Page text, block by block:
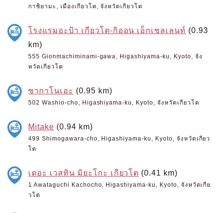
กาชิยามะ, เมืองเกียวโต, จังหวัดเกียวโต
โรงแรมอะป้า เกียวโต-กิออน เอ็กเซลเลนท์ (0.93
km)
555 Gionmachiminami-gawa, Higashiyama-ku, Kyoto, จัง
หวัดเกียวโต
ซากาโนเอะ (0.95 km)
502 Washio-cho, Higashiyama-ku, Kyoto, จังหวัดเกียวโต
Mitake (0.94 km)
499 Shimogawara-cho, Higashiyama-ku, Kyoto, จังหวัดเกียว
โต
เดอะ เวสทิน มิยะโกะ เกียวโต (0.41 km)
1 Awataguchi Kachocho, Higashiyama-ku, Kyoto, จังหวัดเกีย
วโต